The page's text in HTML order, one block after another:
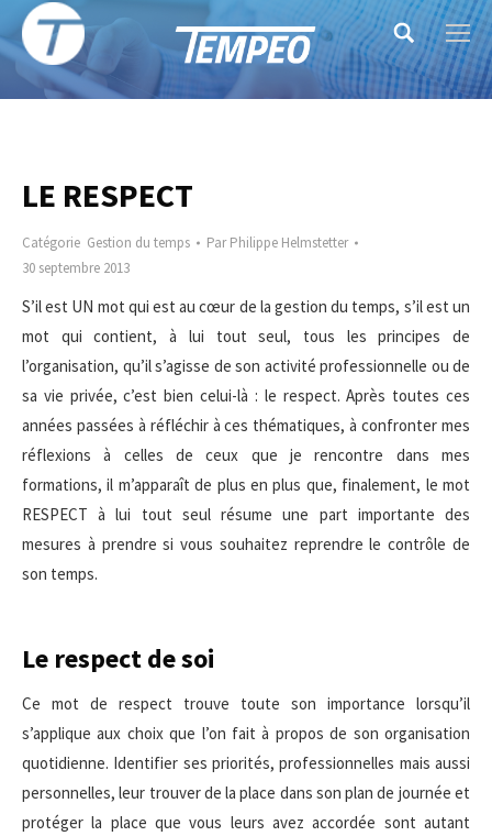
Search:
LE RESPECT
Catégorie Gestion du temps ParPhilippe Helmstetter
30 septembre 2013
S’il est UN mot qui est au cœur de la gestion du temps, s’il est un
mot qui contient, à lui tout seul, tous les principes de
l’organisation, qu’il s’agisse de son activité professionnelle ou de
sa vie privée, c’est bien celui-là : le respect. Après toutes ces
années passées à réfléchir à ces thématiques, à confronter mes
réflexions à celles de ceux que je rencontre dans mes
formations, il m’apparaît de plus en plus que, finalement, le mot
RESPECT à lui tout seul résume une part importante des
mesures à prendre si vous souhaitez reprendre le contrôle de
son temps.
Le respect de soi
Ce mot de respect trouve toute son importance lorsqu’il
s’applique aux choix que l’on fait à propos de son organisation
quotidienne. Identifier ses priorités, professionnelles mais aussi
personnelles, leur trouver de la place dans son plan de journée et
protéger la place que vous leurs avez accordée sont autant